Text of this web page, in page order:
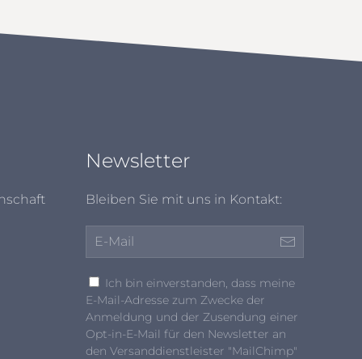
Newsletter
Bleiben Sie mit uns in Kontakt:
Ich bin einverstanden, dass meine
E-Mail-Adresse zum Zwecke der
Anmeldung und der Zusendung einer
Opt-in-E-Mail für den Newsletter an
den Versanddienstleister "MailChimp"